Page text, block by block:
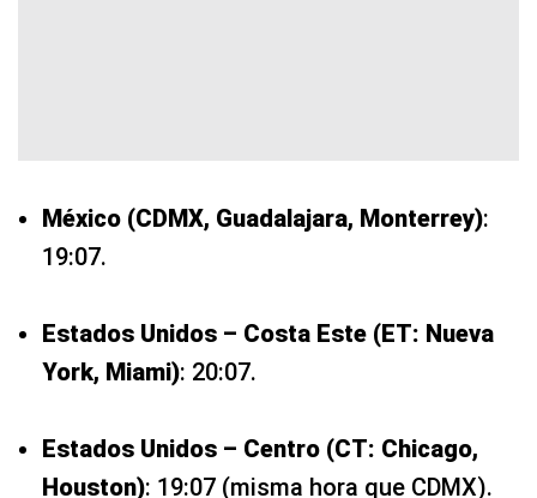
México (CDMX, Guadalajara, Monterrey):
19:07.
Estados Unidos – Costa Este (ET: Nueva
York, Miami): 20:07.
Estados Unidos – Centro (CT: Chicago,
Houston): 19:07 (misma hora que CDMX).